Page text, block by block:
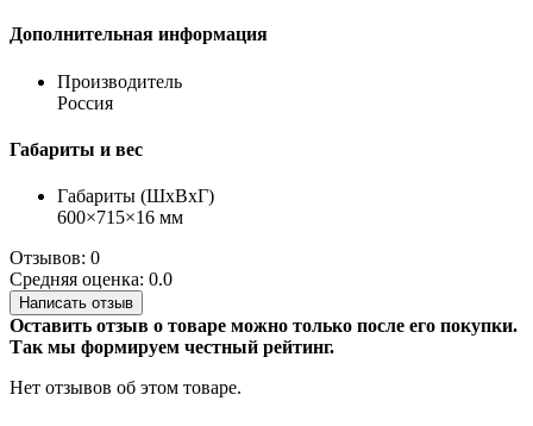
Дополнительная информация
Производитель
Россия
Габариты и вес
Габариты (ШхВхГ)
600×715×16 мм
Отзывов: 0
Средняя оценка: 0.0
Написать отзыв
Оставить отзыв о товаре можно только после его покупки.
Так мы формируем честный рейтинг.
Нет отзывов об этом товаре.